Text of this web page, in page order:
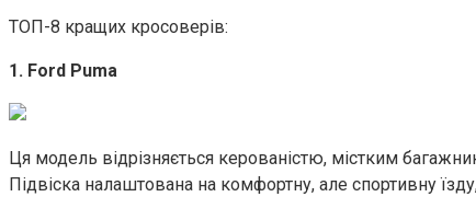
ТОП-8 кращих кросоверів:
1. Ford Puma
Ця модель відрізняється керованістю, містким
Підвіска налаштована на комфортну, але спортивну